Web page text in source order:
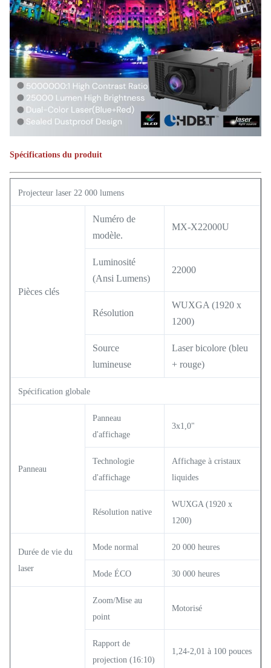
Spécifications du produit
Projecteur laser 22 000 lumens
Pièces clés
Numéro de
modèle.
MX-X22000U
Luminosité
(Ansi Lumens)
22000
Résolution
WUXGA (1920 x
1200)
Source
lumineuse
Laser bicolore (bleu
+ rouge)
Spécification globale
Panneau
Panneau
d'affichage
3x1,0"
Technologie
d'affichage
Affichage à cristaux
liquides
Résolution native
WUXGA (1920 x
1200)
Durée de vie du
laser
Mode normal 20 000 heures
Mode ÉCO 30 000 heures
Zoom/Mise au
point
Motorisé
Rapport de
projection (16:10)
1,24-2,01 à 100 pouces